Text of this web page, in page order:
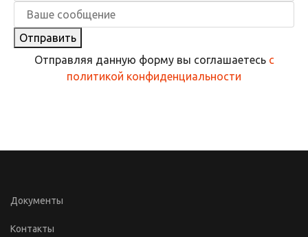
Отправить
Отправляя данную форму вы соглашаетесь с
политикой конфиденциальности
Документы
Контакты